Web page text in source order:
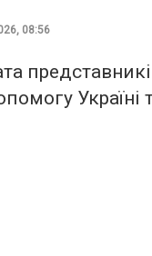
08:56
Україні